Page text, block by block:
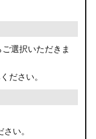
選択いただきま
ださい。
い。